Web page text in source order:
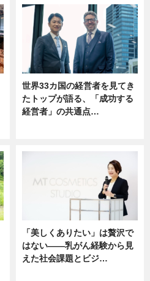
世界33カ国の経営者を見てき
たトップが語る、「成功する
経営者」の共通点…
「美しくありたい」は贅沢で
はない――乳がん経験から見
えた社会課題とビジ…